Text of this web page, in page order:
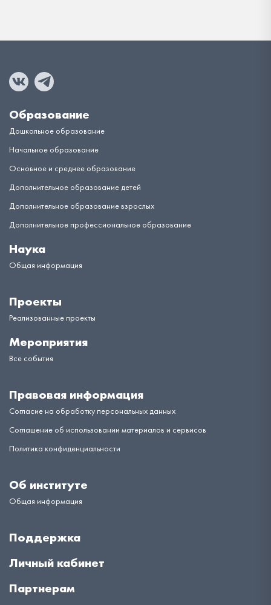
Образование
Дошкольное образование
Начальное образование
Основное и среднее образование
Дополнительное образование детей
Дополнительное образование взрослых
Дополнительное профессиональное образование
Наука
Общая информация
Проекты
Реализованные проекты
Мероприятия
Все события
Правовая информация
Согласие на обработку персональных данных
Соглашение об использовании материалов и сервисов
Политика конфиденциальности
Об институте
Общая информация
Поддержка
Личный кабинет
Партнерам